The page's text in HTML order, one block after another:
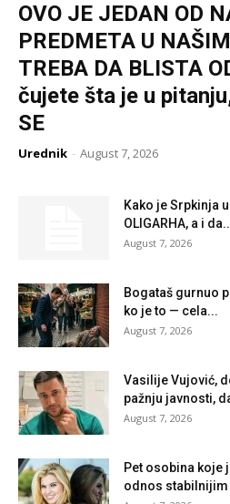
OVO JE JEDAN OD
PREDMETA U
TREBA DA BLISTA
čujete šta je u
SE
Urednik - August 7, 2026
Kako je Srpkinja
OLIGARHA, a i
August 7, 2026
Bogataš gurnuo
ko je to — cela...
August 7, 2026
Vasilije Vujović,
pažnju javnosti,
August 7, 2026
Pet osobina koje
odnos stabilnijim